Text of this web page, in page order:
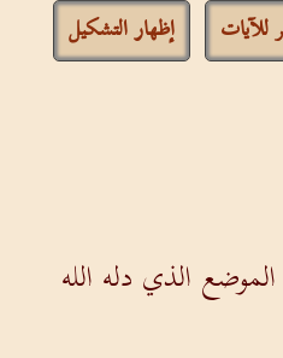
إظهار التشكيل
الذي دله الله